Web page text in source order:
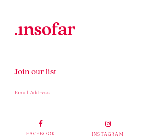
Join our list
FACEBOOK INSTAGRAM